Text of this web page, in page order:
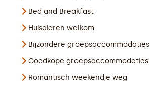
Bed and Breakfast
Huisdieren welkom
Bijzondere groepsaccommodaties
Goedkope groepsaccommodaties
Romantisch weekendje weg